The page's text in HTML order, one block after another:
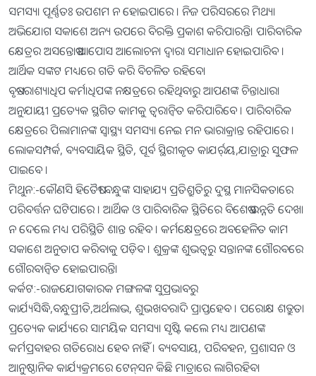
ସମସ୍ୟା ପୂର୍ଣ୍ଣତଃ ଉପଶମ ନ ହୋଇପାରେ । ନିଜ ପରିସରରେ ମିଥ୍ୟା
ଅଭିଯୋଗ ସକାଶେ ଅନ୍ୟ ଉପରେ ବିରକ୍ତି ପ୍ରକାଶ କରିପାରନ୍ତି। ପାରିବାରିକ
କ୍ଷେତ୍ରର ଅସନ୍ତୋଷ ଆପୋସ ଆଲୋଚନା ଦ୍ୱାରା ସମାଧାନ ହୋଇପାରିବ ।
ଆର୍ଥିକ ସଙ୍କଟ ମଧ୍ୟରେ ଗତି କରି ବିଚଳିତ ରହିବେ।
ବୃଷ:-ରାଶ୍ୟାଧିପ କର୍ମାଧିପଙ୍କ ନକ୍ଷତ୍ରରେ ରହିଥିବାରୁ ଆପଣଙ୍କ ଚିନ୍ତାଧାରା
ଅନୁଯାୟୀ ପ୍ରତ୍ୟେକ ସ୍ଥଗିତ କାମକୁ ତ୍ୱରାନ୍ବିତ କରିପାରିବେ । ପାରିବାରିକ
କ୍ଷେତ୍ରରେ ପିଲାମାନଙ୍କ ସ୍ବାସ୍ଥ୍ୟ ସମସ୍ୟା ନେଇ ମନ ଭାରାକ୍ରାନ୍ତ ରହିପାରେ ।
ଲୋକସମ୍ପର୍କ, ବ୍ୟବସାୟିକ ସ୍ଥିତି, ପୂର୍ବ ସ୍ଥିରୀକୃତ କାଯର୍ର୍‌ୟ,ଯାତ୍ରାରୁ ସୁଫଳ
ପାଇବେ ।
ମିଥୁନ:-କୌଣସି ହିତୈଷୀ ବନ୍ଧୁଙ୍କ ସାହାଯ୍ୟ ପ୍ରତିଶ୍ରୁତିରୁ ଦୁସ୍ଥ ମାନସିକତାରେ
ପରିବର୍ତ୍ତନ ଘଟିପାରେ । ଆର୍ଥିକ ଓ ପାରିବାରିକ ସ୍ଥିତିରେ ବିଶେଷ ଉନ୍ନତି ଦେଖା
ନ ଦେଲେ ମଧ୍ୟ ପରିସ୍ଥିତି ଶାନ୍ତ ରହିବ । କର୍ମକ୍ଷେତ୍ରରେ ଅବହେଳିତ କାମ
ସକାଶେ ଅନୁତାପ କରିବାକୁ ପଡ଼ିବ । ଶୁକ୍ରଙ୍କ ଶୁଭତ୍ୱରୁ ସନ୍ତାନଙ୍କ ଗୌରବରେ
ଗୌରବାନ୍ବିତ ହୋଇପାରନ୍ତି।
କର୍କଟ:-ରାଜଯୋଗକାରକ ମଙ୍ଗଳଙ୍କ ସୁପ୍ରଭାବରୁ
କାର୍ଯ୍ୟସିଦ୍ଧି,ବନ୍ଧୁପ୍ରୀତି,ଅର୍ଥଲାଭ, ଶୁଭଖବରାଦି ପ୍ରାପ୍ତହେବ । ପରୋକ୍ଷ ଶତ୍ରୁତା
ପ୍ରତ୍ୟେକ କାର୍ଯ୍ୟରେ ସାମୟିକ ସମସ୍ୟା ସୃଷ୍ଟି କଲେ ମଧ୍ୟ ଆପଣଙ୍କ
କର୍ମପ୍ରବାହର ଗତିରୋଧ ହେବ ନାହିଁ । ବ୍ୟବସାୟ, ପରିବହନ, ପ୍ରଶାସନ ଓ
ଆନୁଷ୍ଠାନିକ କାର୍ଯ୍ୟକ୍ରମରେ ଟେନ୍‌ସନ କିଛି ମାତ୍ରାରେ ଲାଗିରହିବ।